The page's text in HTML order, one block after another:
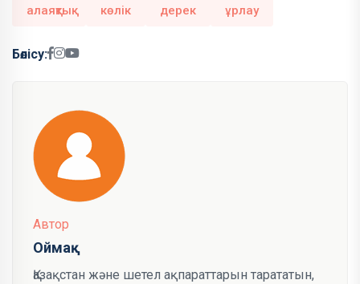
алаяқтық көлік дерек ұрлау
Бөлісу:
Автор
Оймақ
Қазақстан және шетел ақпараттарын тарататын,